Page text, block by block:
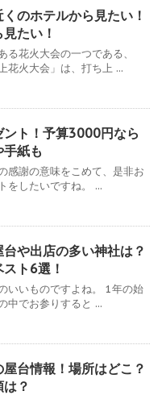
のホテルから見たい！
たい！
る花火大会の一つである、
花火大会」は、打ち上 ...
ント！予算3000円なら
手紙も
感謝の意味をこめて、是非お
をしたいですね。 ...
や出店の多い神社は？
ト6選！
いいものですよね。 1年の始
中でお参りすると ...
台情報！場所はどこ？
？